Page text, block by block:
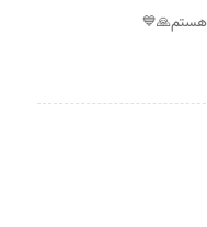
هستم🙏💙